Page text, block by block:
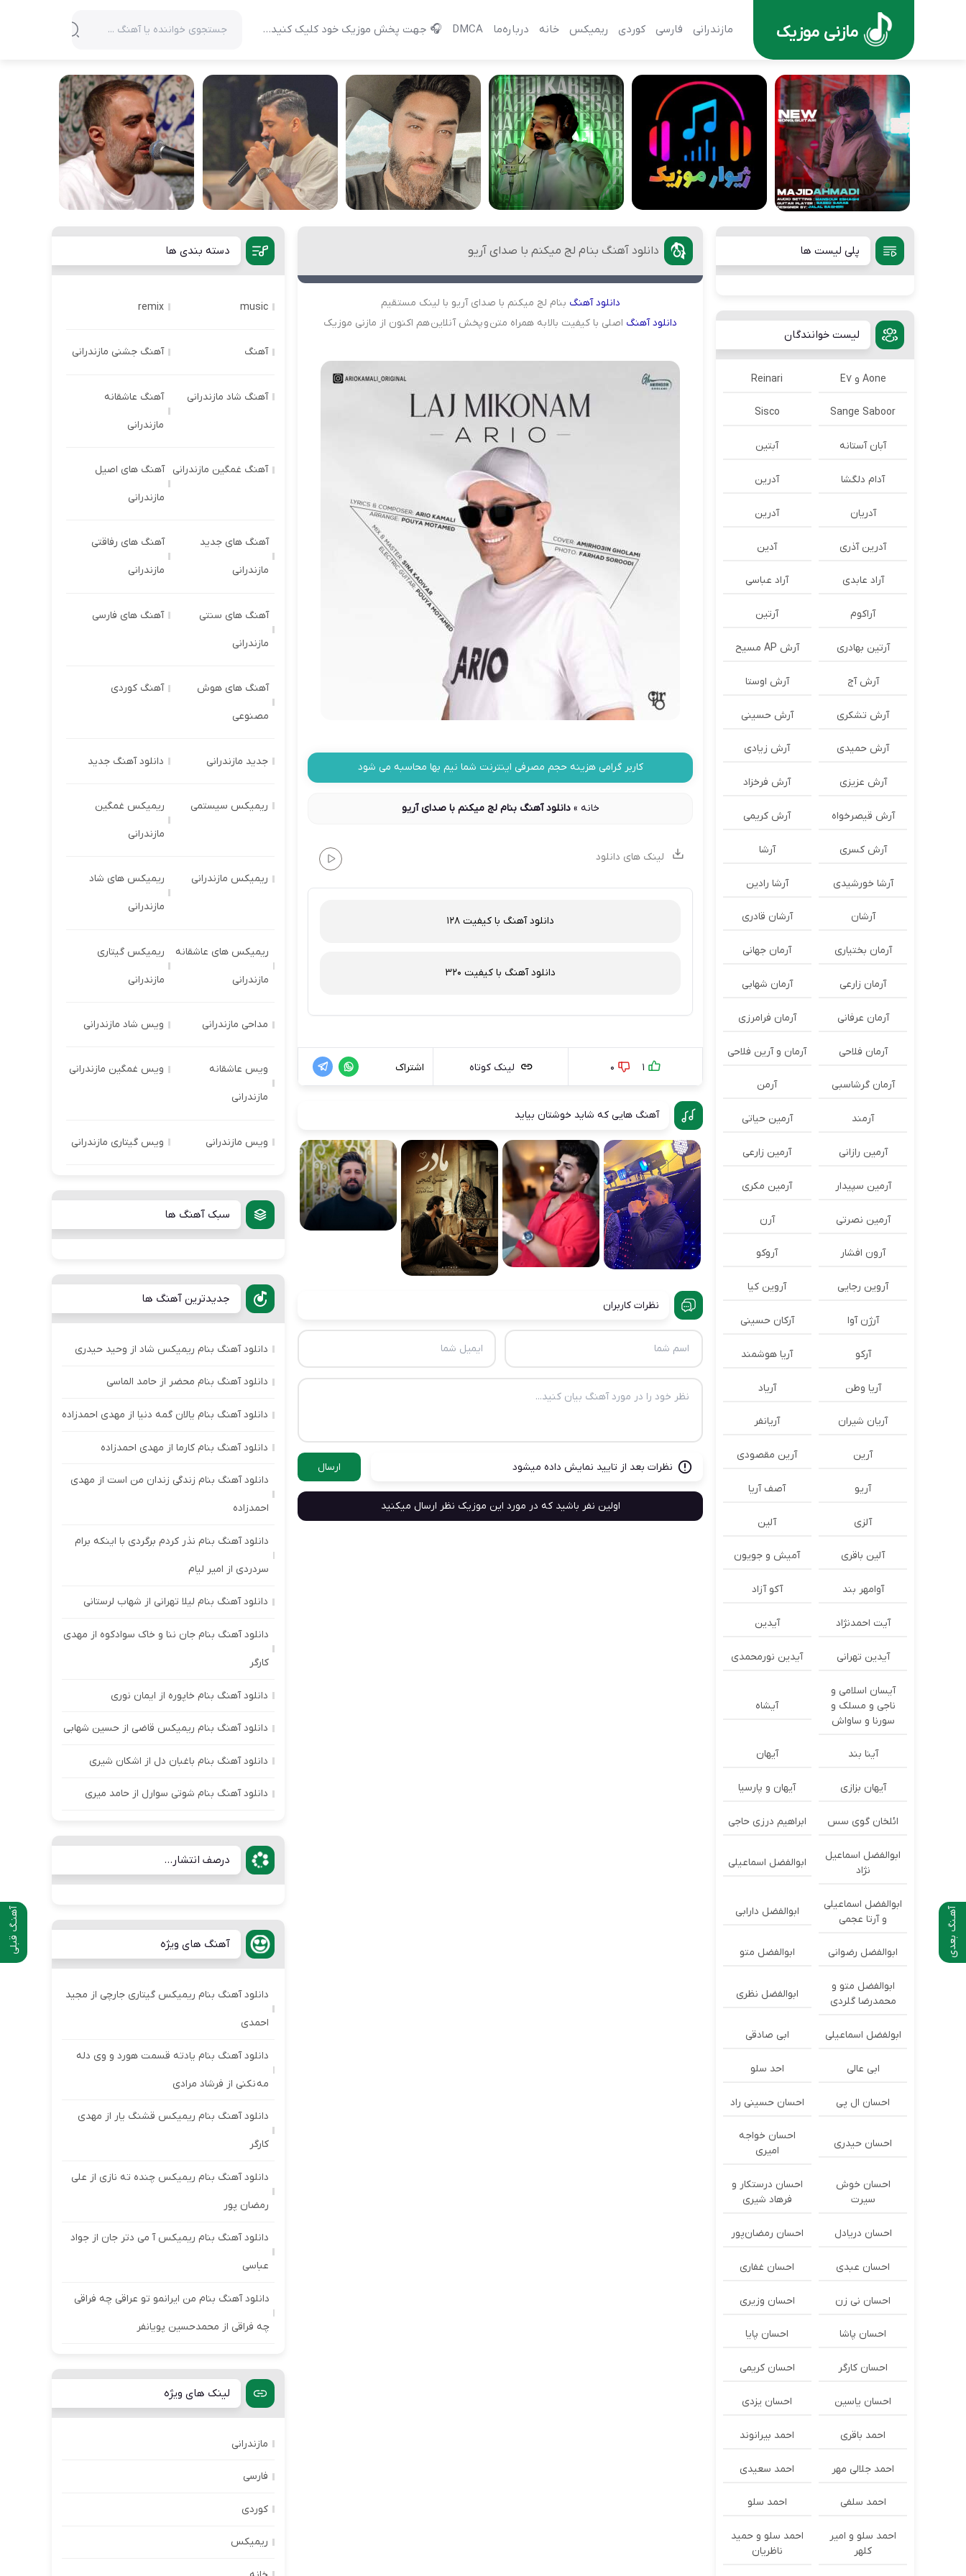
مازنی موزیک مازندرانی فارسی کوردی ریمیکس خانه درباره‌‌ما DMCA 🎧 جهت پخش موزیک خود کلیک کنید…
آهنـگ قبلی آهـنگ بعدی
دانلود آهنگ بنام لج میکنم با صدای آریو
دانلودآهنگ بنام لج میکنم با صدای آریو با لینک مستقیم
دانلودآهنگ اصلی با کیفیت بالا به همراه متن و پخش آنلاین هم اکنون از مازنی موزیک
کاربر گرامی هزینه حجم مصرفی اینترنت شما نیم بها محاسبه می شود
خانه »دانلود آهنگ بنام لج میکنم با صدای آریو
لینک های دانلود
دانلود آهنگ با کیفیت 128
دانلود آهنگ با کیفیت 320
1
0 لینک کوتاه اشتراک
آهنگ هایی که شاید خوشتان بیاید
نظرات کاربران
نظرات بعد از تایید نمایش داده میشود ارسال
اولین نفر باشید که در مورد این موزیک نظر ارسال میکنید
پلی لیست ها
لیست خوانندگان
Aone و E7 Reinari
Sange Saboor
Sisco
آبان آستانه آبتین
آدام دلگشا آدرين
آدریان آدرین
آدرین آذری آدین
آراد عابدی آراد عباسی
آراکوم آرتین
آرتین بهادری آرش AP مسیح
آرش آج آرش اوستا
آرش تشکری آرش حسینی
آرش حمیدی آرش زیادی
آرش عزیزی آرش فرخزاد
آرش قیصرخواه آرش کریمی
آرش کسری آرشا
آرشا خورشیدی آرشا رادین
آرشان آرشان قادری
آرمان بختیاری آرمان جهانی
آرمان زارعی آرمان شهابی
آرمان عرفانی آرمان فرامرزی
آرمان فلاحی آرمان و آرین فلاحی
آرمان گرشاسبی آرمن
آرمند آرمین حیاتی
آرمین رازانی آرمین زارعی
آرمین سپیدار آرمین مکری
آرمین نصرتی آرن
آرون افشار آروکو
آروین رجایی آروین کیا
آرژن آوا آرکان حسینی
آرکو آریا هوشمند
آریا وطن آریاد
آریان شیران آریانفر
آرین آرین مقصودی
آریو آصف آریا
آلزی آلین
آلین باقری آمیش و جویون
آوامهر بند آکو آزاد
آیت احمدنژاد آیدین
آیدین تهرانی آیدین نورمحمدی
آیسان اسلامی و
ناجی و مسلک و
سورنا و ساواش
آیشاه
آینا بند آیهان
آیهان بزازی آیهان و پارسیا
ائلخان گوی سس ابراهیم درزی حاجی
ابوالفضل اسماعیل
نژاد
ابوالفضل اسماعیلی
ابوالفضل اسماعیلی
و آرتا عجمی
ابوالفضل دارابی
ابوالفضل رضوانی ابوالفضل متو
ابوالفضل متو و
محمدرضا گلردی
ابوالفضل نظری
ابولفضل اسماعیلی ابی صادقی
ابی عالی احد سلو
احسان ال پی احسان حسینی راد
احسان حیدری
احسان خواجه
امیری
احسان خوش
سیرت
احسان درستكار و
فرهاد شيرى
احسان دریادل احسان رمضان‌پور
احسان عبدی احسان غفاری
احسان نی زن احسان وزیری
احسان پاشا احسان پایا
احسان کارگر احسان کریمی
احسان یاسین احسان یزدی
احمد باقری احمد بیرانوند
احمد جلالی مهر احمد سعیدی
احمد سلفی احمد سلو
احمد سلو و امیر
کلهر
احمد سلو و حمید
ناظریان
دسته بندی ها
music
remix
آهنگ آهنگ جشنی مازندرانی
آهنگ شاد مازندرانی آهنگ عاشقانه
مازندرانی
آهنگ غمگین مازندرانی آهنگ های اصیل
مازندرانی
آهنگ های جدید
مازندرانی
آهنگ های رفاقتی
مازندرانی
آهنگ های سنتی
مازندرانی
آهنگ های فارسی
آهنگ های هوش
مصنوعی
آهنگ کوردی
جدید مازندرانی دانلود آهنگ جدید
ریمیکس سیستمی ریمیکس غمگین
مازندرانی
ریمیکس مازندرانی ریمیکس های شاد
مازندرانی
ریمیکس های عاشقانه
مازندرانی
ریمیکس گیتاری
مازندرانی
مداحی مازندرانی ویس شاد مازندرانی
ویس عاشقانه
مازندرانی
ویس غمگین مازندرانی
ویس مازندرانی ویس گیتاری مازندرانی
سبک آهنگ ها
جدیدترین آهنگ ها
دانلود آهنگ بنام ریمیکس شاد از وحید حیدری
دانلود آهنگ بنام محضر از حامد الماسی
دانلود آهنگ بنام یالان گمه دنیا از مهدی احمدزاده
دانلود آهنگ بنام کارما از مهدی احمدزاده
دانلود آهنگ بنام زندگی زندان من است از مهدی
احمدزاده
دانلود آهنگ بنام نذر کردم برگردی با اینکه برام
سردردی از امیر لیام
دانلود آهنگ بنام لیلا تهرانی از شهاب لرستانی
دانلود آهنگ بنام جان ننا و خاک سوادکوه از مهدی
کارگر
دانلود آهنگ بنام خاپوره از ایمان نوری
دانلود آهنگ بنام ریمیکس قاضی از حسین شهابی
دانلود آهنگ بنام باغبان دل از اشکان شیری
دانلود آهنگ بنام شوتی سوارل از حامد میری
درصف انتشار...
آهنگ های ویژه
دانلود آهنگ بنام ریمیکس گیتاری جارچی از مجید
احمدی
دانلود آهنگ بنام یادته قسمت هورد و وی دله
مه نکنی از فرشاد مرادی
دانلود آهنگ بنام ریمیکس قشنگ یار از مهدی
کارگر
دانلود آهنگ بنام ریمیکس چنده ته نازی از علی
رمضان پور
دانلود آهنگ بنام ریمیکس آ می دتر جان از جواد
عباسی
دانلود آهنگ بنام من ایرانمو تو عراقی چه فراقی
چه فراقی از محمدحسین پویانفر
لینک های ویژه
مازندرانی
فارسی
کوردی
ریمیکس